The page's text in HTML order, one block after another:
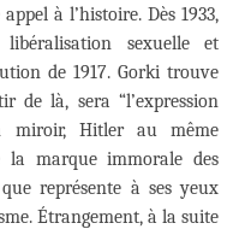
à l’histoire. Dès 1933,
sexuelle et
de 1917. Gorki trouve
de là, sera “l’expression
miroir, Hitler au même
la marque immorale des
représente à ses yeux
Étrangement, à la suite